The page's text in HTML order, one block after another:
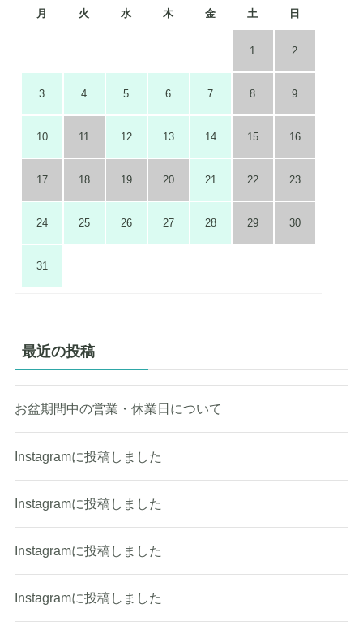
月 火 水 木 金 土 日
1 2
3 4 5 6 7 8 9
10 11 12 13 14 15 16
17 18 19 20 21 22 23
24 25 26 27 28 29 30
31
最近の投稿
お盆期間中の営業・休業日について
Instagramに投稿しました
Instagramに投稿しました
Instagramに投稿しました
Instagramに投稿しました